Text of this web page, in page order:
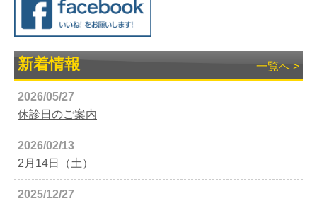
新着情報 一覧へ >
2026/05/27
休診日のご案内
2026/02/13
2月14日（土）
2025/12/27